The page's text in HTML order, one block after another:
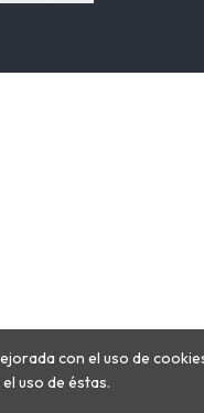
con el uso de
uso de éstas.